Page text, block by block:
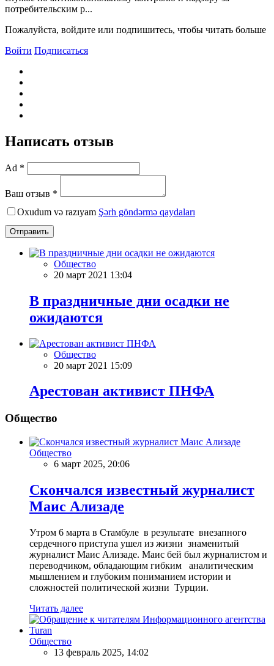
потребительским р...
Пожалуйста, войдите или подпишитесь, чтобы читать больше
Войти Подписаться
Написать отзыв
Ad *
Ваш отзыв *
Oxudum və razıyam Şərh göndərmə qaydaları
Отправить
Общество
20 март 2021 13:04
В праздничные дни осадки не
ожидаются
Общество
20 март 2021 15:09
Арестован активист ПНФА
Общество
Общество
6 март 2025, 20:06
Скончался известный журналист
Маис Ализаде
Утром 6 марта в Стамбуле в результате внезапного
сердечного приступа ушел из жизни знаменитый
журналист Маис Ализаде. Маис бей был журналистом и
переводчиком, обладающим гибким аналитическим
мышлением и глубоким пониманием истории и
сложностей политической жизни Турции.
Читать далее
Общество
13 февраль 2025, 14:02